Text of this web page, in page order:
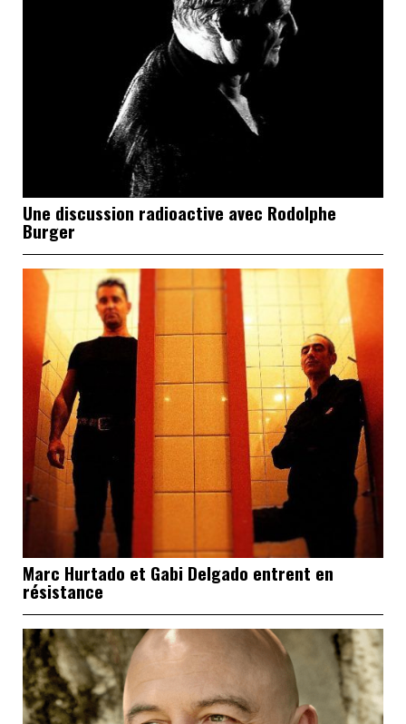
Une discussion radioactive avec Rodolphe
Burger
Marc Hurtado et Gabi Delgado entrent en
résistance